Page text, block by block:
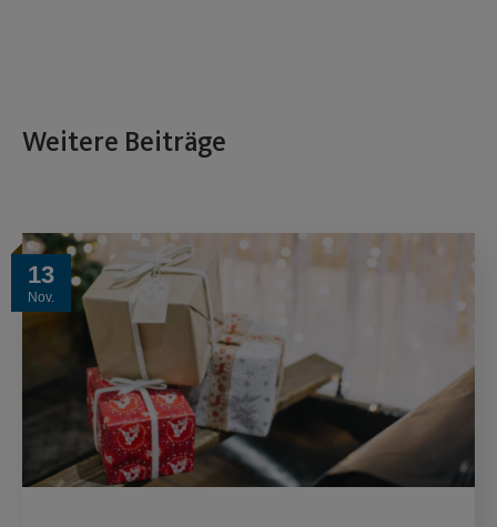
Weitere Beiträge
13
Nov.